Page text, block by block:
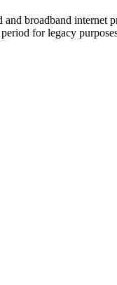
broadband internet
for legacy